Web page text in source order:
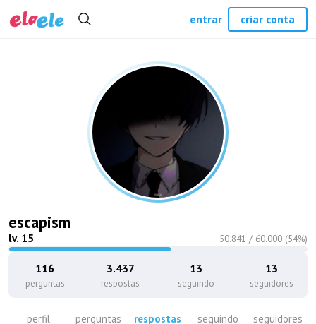
escapism
lv. 15 50.841 / 60.000 (54%)
116
perguntas
3.437
respostas
13
seguindo
13
seguidores
perfil perguntas respostas seguindo seguidores
entrar criar conta